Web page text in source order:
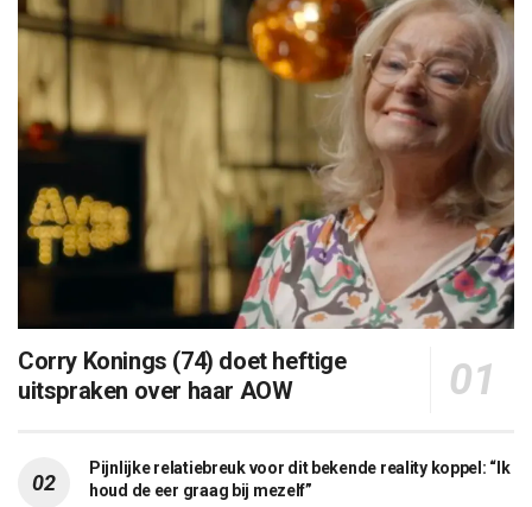
Corry Konings (74) doet heftige
uitspraken over haar AOW
Pijnlijke relatiebreuk voor dit bekende reality koppel: “Ik
houd de eer graag bij mezelf”